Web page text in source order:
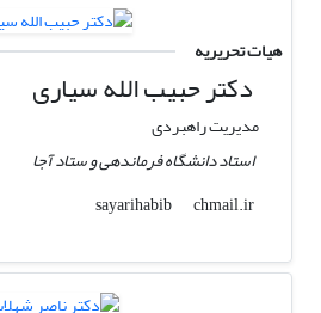
هیات تحریریه
دکتر حبیب الله سیاری
مدیریت راهبردی
استاد دانشگاه فرماندهی و ستاد آجا
sayarihabib
chmail.ir